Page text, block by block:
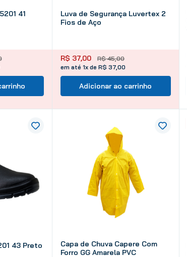
41
Luva de Segurança Luvertex 2
Fios de Aço
R$ 45,00
R$ 37,00
em até 1x de R$ 37,00
Adicionar ao carrinho
43 Preto
Capa de Chuva Capere Com
Forro GG Amarela PVC